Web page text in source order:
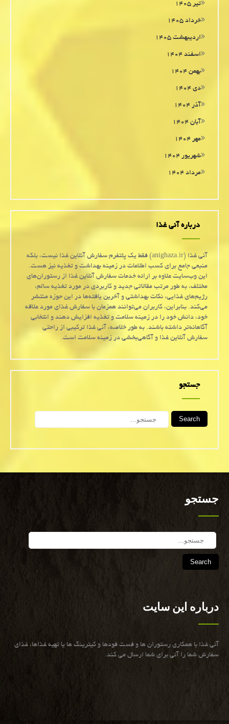
تیر ۱۴۰۵
خرداد ۱۴۰۵
اردیبهشت ۱۴۰۵
اسفند ۱۴۰۴
بهمن ۱۴۰۴
دی ۱۴۰۴
آذر ۱۴۰۴
آبان ۱۴۰۴
مهر ۱۴۰۴
شهریور ۱۴۰۴
مرداد ۱۴۰۴
درباره آنی غذا
آنی غذا (anighaza.ir) فقط یک پلتفرم سفارش آنلاین غذا نیست، بلکه
منبعی جامع برای کسب اطلاعات در زمینه بهداشت و تغذیه نیز هست.
این وب‌سایت علاوه بر ارائه خدمات سفارش آنلاین غذا از رستوران‌های
مختلف، به طور مرتب مقالاتی جدید و کاربردی در مورد تغذیه سالم،
رژیم‌های غذایی، نکات بهداشتی و آخرین یافته‌ها در این حوزه منتشر
می‌کند. بنابراین، کاربران می‌توانند همزمان با سفارش غذای مورد علاقه
خود، دانش خود را در زمینه سلامت و تغذیه افزایش دهند و انتخابی
آگاهانه‌تر داشته باشند. به طور خلاصه، آنی غذا ترکیبی از راحتی
سفارش آنلاین غذا و آگاهی‌بخشی در زمینه سلامت است.
جستجو
Search
جستجو
درباره این سایت
آنی غذا با همكاری رستوران ها و فست فودها و كیترینگ ها یا تهیه غذاها، غذای
سفارش شما را آنی برای شما ارسال می كند.